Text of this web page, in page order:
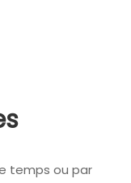
temps ou par